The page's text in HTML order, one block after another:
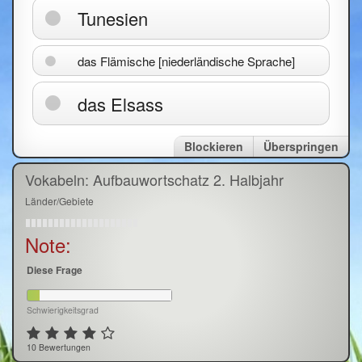
Tunesien
das Flämische [niederländische Sprache]
das Elsass
Überspringen
Blockieren
Vokabeln: Aufbauwortschatz 2. Halbjahr
Länder/Gebiete
Note:
Diese Frage
Schwierigkeitsgrad
10 Bewertungen